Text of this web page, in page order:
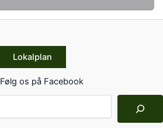
Lokalplan
Følg os på Facebook